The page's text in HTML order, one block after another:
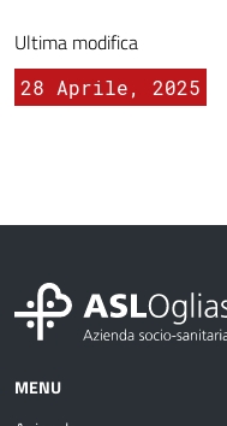
Ultima modifica
28 Aprile, 2025
MENU